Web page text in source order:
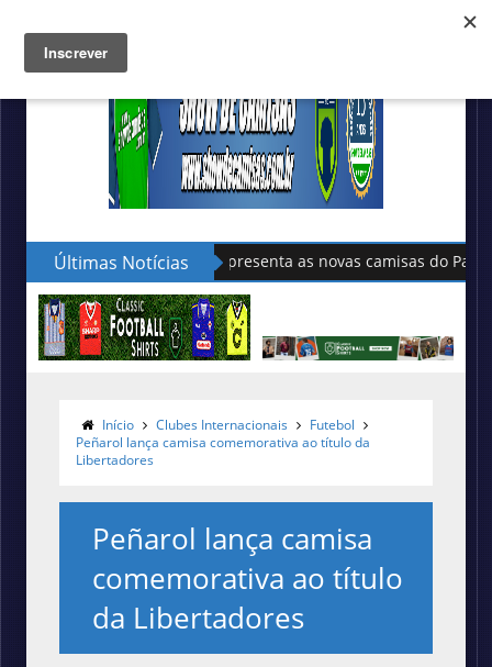
Últimas Notícias
Sudu apresenta as novas camisas do País de Gales
Início Clubes Internacionais
Futebol
Peñarol lança camisa comemorativa ao título da
Libertadores
Peñarol lança camisa
comemorativa ao título
da Libertadores